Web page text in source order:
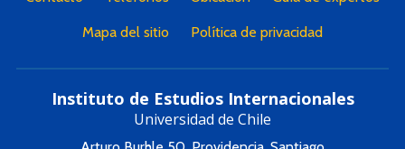
Mapa del sitio Política de privacidad
Instituto de Estudios Internacionales
Universidad de Chile